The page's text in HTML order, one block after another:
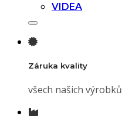
VIDEA
Záruka kvality
všech našich výrobků